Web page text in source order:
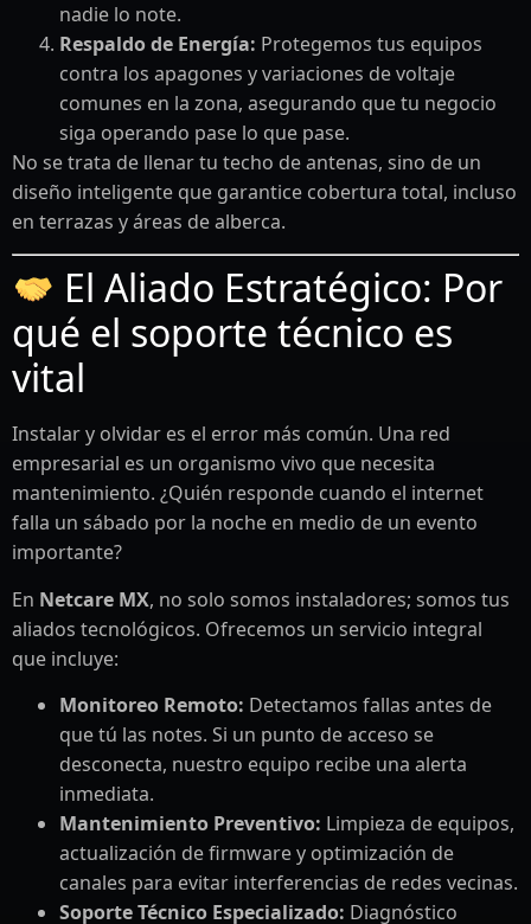
nadie lo note.
Respaldo de Energía: Protegemos tus equipos
contra los apagones y variaciones de voltaje
comunes en la zona, asegurando que tu negocio
siga operando pase lo que pase.
No se trata de llenar tu techo de antenas, sino de un
diseño inteligente que garantice cobertura total, incluso
en terrazas y áreas de alberca.
El Aliado Estratégico: Por
qué el soporte técnico es
vital
Instalar y olvidar es el error más común. Una red
empresarial es un organismo vivo que necesita
mantenimiento. ¿Quién responde cuando el internet
falla un sábado por la noche en medio de un evento
importante?
En Netcare MX, no solo somos instaladores; somos tus
aliados tecnológicos. Ofrecemos un servicio integral
que incluye:
Monitoreo Remoto: Detectamos fallas antes de
que tú las notes. Si un punto de acceso se
desconecta, nuestro equipo recibe una alerta
inmediata.
Mantenimiento Preventivo: Limpieza de equipos,
actualización de firmware y optimización de
canales para evitar interferencias de redes vecinas.
Soporte Técnico Especializado: Diagnóstico